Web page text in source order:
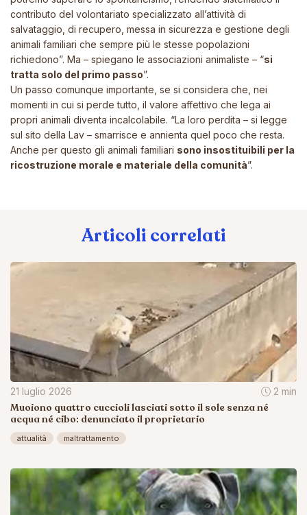
contributo del volontariato specializzato all’attività di
salvataggio, di recupero, messa in sicurezza e gestione degli
animali familiari che sempre più le stesse popolazioni
richiedono”. Ma – spiegano le associazioni animaliste – “si
tratta solo del primo passo”.
Un passo comunque importante, se si considera che, nei
momenti in cui si perde tutto, il valore affettivo che lega ai
propri animali diventa incalcolabile. “La loro perdita – si legge
sul sito della Lav – smarrisce e annienta quel poco che resta.
Anche per questo gli animali familiari sono insostituibili per la
ricostruzione morale e materiale della comunità”.
Articoli correlati
21 luglio 2026 2 min
Muoiono quattro cuccioli lasciati sotto il sole senza né
acqua né cibo: denunciato il proprietario
attualità maltrattamento